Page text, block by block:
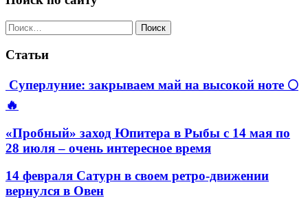
Найти:
Статьи
Суперлуние: закрываем май на высокой ноте 🌕
🔥
«Пробный» заход Юпитера в Рыбы с 14 мая по
28 июля – очень интересное время
14 февраля Сатурн в своем ретро-движении
вернулся в Овен